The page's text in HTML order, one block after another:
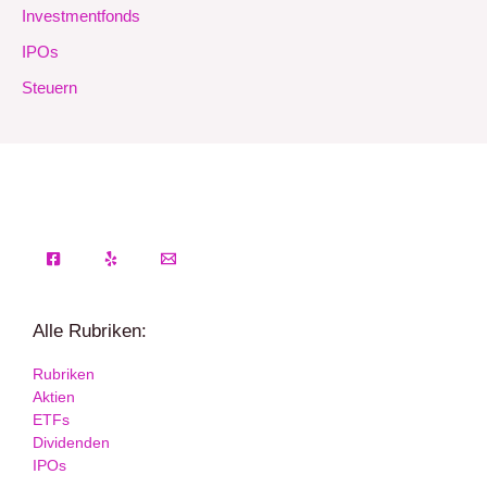
Investmentfonds
IPOs
Steuern
Alle Rubriken:
Rubriken
Aktien
ETFs
Dividenden
IPOs